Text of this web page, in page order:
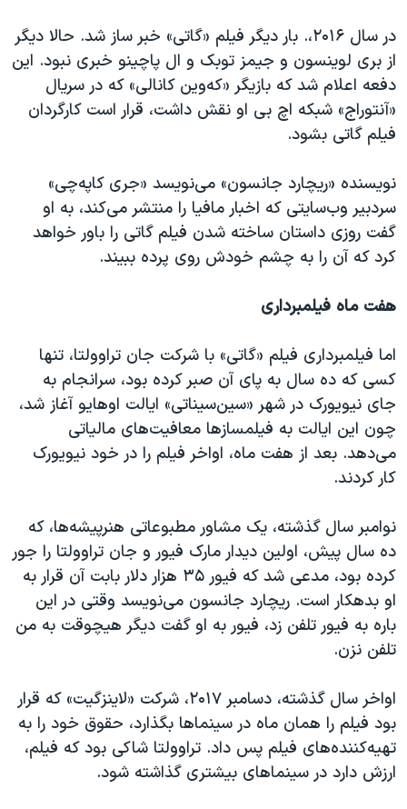
در سال ۲۰۱۶،. بار دیگر فیلم «گاتی» خبر ساز شد. حالا دیگر
از بری لوینسون و جیمز توبک و ال پاچینو خبری نبود. این
دفعه اعلام شد که بازیگر «که‌وین کانالی» که در سریال
«آنتوراج»‌ شبکه اچ بی او نقش داشت، قرار است کارگردان
فیلم گاتی بشود.
نویسنده «ریچارد جانسون» می‌نویسد «جری کاپه‌چی»
سردبیر وب‌سایتی که اخبار مافیا را منتشر می‌کند، به او
گفت روزی داستان ساخته شدن فیلم گاتی را باور خواهد
کرد که آن را به چشم خودش روی پرده ببیند.
هفت ماه فیلمبرداری
اما فیلمبرداری فیلم «گاتی» با شرکت جان تراوولتا، تنها
کسی که ده سال به پای آن صبر کرده بود، سرانجام به
جای نیویورک در شهر «سین‌سیناتی» ایالت اوهایو آغاز شد،
چون این ایالت به فیلمسازها معافیت‌های مالیاتی
می‌دهد. بعد از هفت ماه، اواخر فیلم را در خود نیویورک
کار کردند.
نوامبر سال گذشته، یک مشاور مطبوعاتی هنرپیشه‌ها، که
ده سال پیش، اولین دیدار مارک فیور و جان تراوولتا را جور
کرده بود، مدعی شد که فیور ۳۵ هزار دلار بابت آن قرار به
او بدهکار است. ریچارد جانسون می‌نویسد وقتی در این
باره به فیور تلفن زد، فیور به او گفت دیگر هیچوقت به من
تلفن نزن.
اواخر سال گذشته، دسامبر ۲۰۱۷، شرکت «لاینزگیت» که قرار
بود فیلم را همان ماه در سینماها بگذارد، حقوق خود را به
تهیه‌کننده‌های فیلم پس داد. تراوولتا شاکی بود که فیلم،
ارزش دارد در سینماهای بیشتری گذاشته شود.